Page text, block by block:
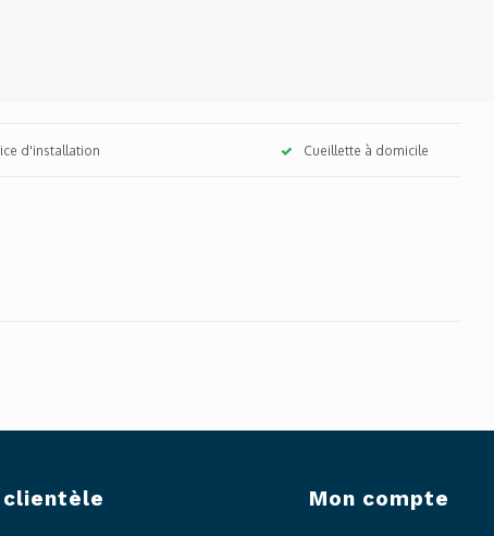
d'installation Cueillette à domicile
clientèle Mon compte